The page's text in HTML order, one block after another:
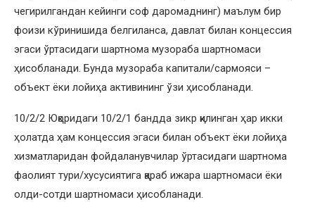
чегирилгандан кейинги соф даромаднинг) маълум бир
фоизи кўринишида белгиланса, давлат билан концессия
эгаси ўртасидаги шартнома музораба шартномаси
ҳисобланади. Бунда музораба капитали/сармояси –
объект ёки лойиҳа активининг ўзи ҳисобланади.
10/2/2 Юқоридаги 10/2/1 бандда зикр қилинган ҳар икки
ҳолатда ҳам концессия эгаси билан объект ёки лойиҳа
хизматларидан фойдаланувчилар ўртасидаги шартнома
фаолият тури/хусусиятига қараб ижара шартномаси ёки
олди-сотди шартномаси ҳисобланади.